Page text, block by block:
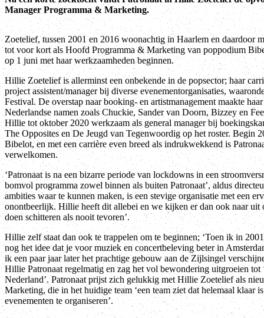
Manager Programma & Marketing.
Zoetelief, tussen 2001 en 2016 woonachtig in Haarlem en daardoor
tot voor kort als Hoofd Programma & Marketing van poppodium
op 1 juni met haar werkzaamheden beginnen.
Hillie Zoetelief is allerminst een onbekende in de popsector; haar
project assistent/manager bij diverse evenementorganisaties,
Festival. De overstap naar booking- en artistmanagement maakte
Nederlandse namen zoals Chuckie, Sander van Doorn, Bizzey en
Hillie tot oktober 2020 werkzaam als general manager bij
The Opposites en De Jeugd van Tegenwoordig op het roster. Begin
Bibelot, en met een carrière even breed als indrukwekkend is
verwelkomen.
‘Patronaat is na een bizarre periode van lockdowns in een
bomvol programma zowel binnen als buiten Patronaat’, aldus
ambities waar te kunnen maken, is een stevige organisatie met een
onontbeerlijk. Hillie heeft dit allebei en we kijken er dan ook naar uit
doen schitteren als nooit tevoren’.
Hillie zelf staat dan ook te trappelen om te beginnen; ‘Toen ik in
nog het idee dat je voor muziek en concertbeleving beter in
ik een paar jaar later het prachtige gebouw aan de Zijlsingel
Hillie Patronaat regelmatig en zag het vol bewondering uitgroeien tot
Nederland’. Patronaat prijst zich gelukkig met Hillie Zoetelief als
Marketing, die in het huidige team ‘een team ziet dat helemaal klaar
evenementen te organiseren’.